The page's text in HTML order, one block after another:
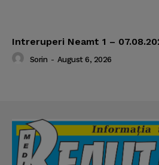
Intreruperi Neamt 1 –
Sorin - August 6, 2026